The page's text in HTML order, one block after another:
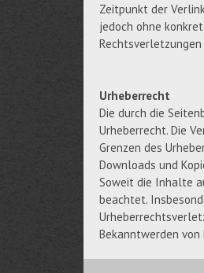
Zeitpunkt der
jedoch ohne
Urheberrecht
Die durch die
Urheberrecht. Die
Grenzen des
Downloads und
Soweit die Inhalte
beachtet.
Bekanntwerden